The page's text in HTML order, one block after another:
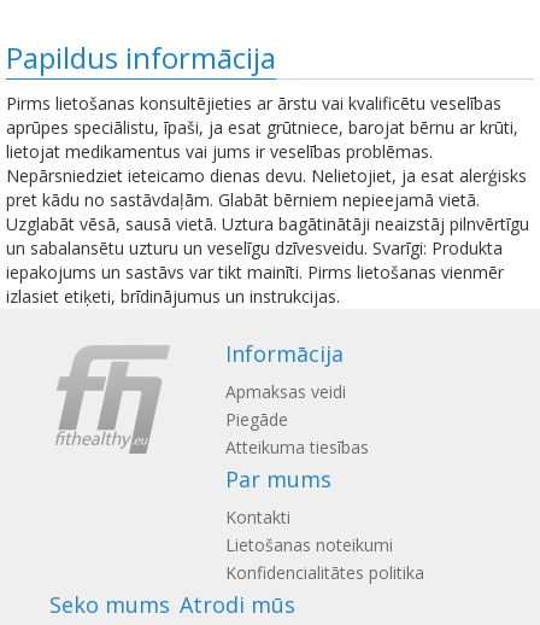
Papildus informācija
Pirms lietošanas konsultējieties ar ārstu vai kvalificētu veselības
aprūpes speciālistu, īpaši, ja esat grūtniece, barojat bērnu ar krūti,
lietojat medikamentus vai jums ir veselības problēmas.
Nepārsniedziet ieteicamo dienas devu. Nelietojiet, ja esat alerģisks
pret kādu no sastāvdaļām. Glabāt bērniem nepieejamā vietā.
Uzglabāt vēsā, sausā vietā. Uztura bagātinātāji neaizstāj pilnvērtīgu
un sabalansētu uzturu un veselīgu dzīvesveidu. Svarīgi: Produkta
iepakojums un sastāvs var tikt mainīti. Pirms lietošanas vienmēr
izlasiet etiķeti, brīdinājumus un instrukcijas.
Informācija
Apmaksas veidi
Piegāde
Atteikuma tiesības
Par mums
Kontakti
Lietošanas noteikumi
Konfidencialitātes politika
Seko mums Atrodi mūs